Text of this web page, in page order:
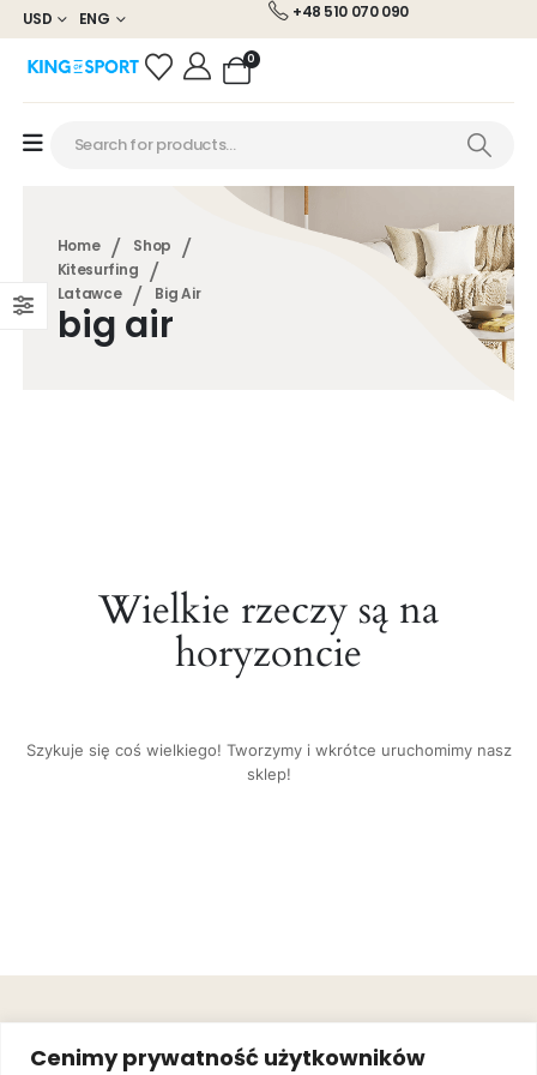
Cenimy prywatność użytkowników
USD ENG +48 510 070 090
0
Home
Shop
Kitesurfing
Latawce
Big Air
big air
Wielkie rzeczy są na
horyzoncie
Szykuje się coś wielkiego! Tworzymy i wkrótce uruchomimy nasz
sklep!
JOIN OUR
MAILING
OBSŁUGA
KLIENTA
.